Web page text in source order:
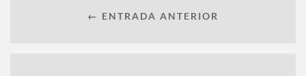
← ENTRADA ANTERIOR